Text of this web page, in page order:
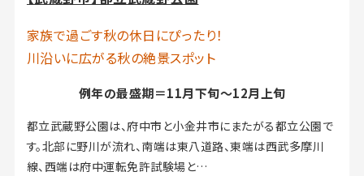
家族で過ごす秋の休日にぴったり！
川沿いに広がる秋の絶景スポット
例年の最盛期＝11月下旬～12月上旬
都立武蔵野公園は、府中市と小金井市にまたがる都立公園で
す。北部に野川が流れ、南端は東八道路、東端は西武多摩川
線、西端は府中運転免許試験場と…